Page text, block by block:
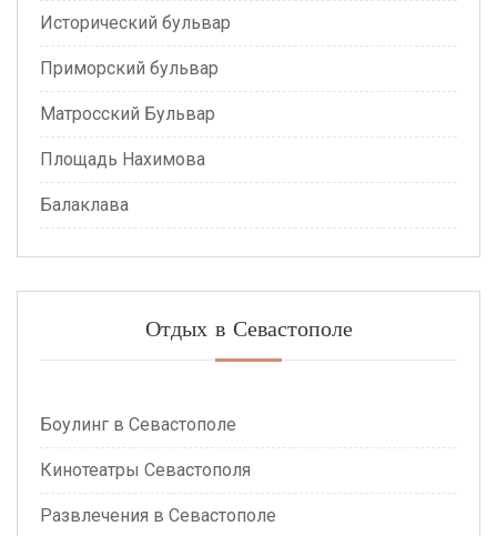
Исторический бульвар
Приморский бульвар
Матросский Бульвар
Площадь Нахимова
Балаклава
Отдых в Севастополе
Боулинг в Севастополе
Кинотеатры Севастополя
Развлечения в Севастополе